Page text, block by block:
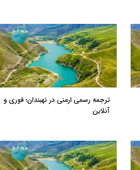
ترجمه رسمی ارمنی در نهبندان؛ فوری و
آنلاین